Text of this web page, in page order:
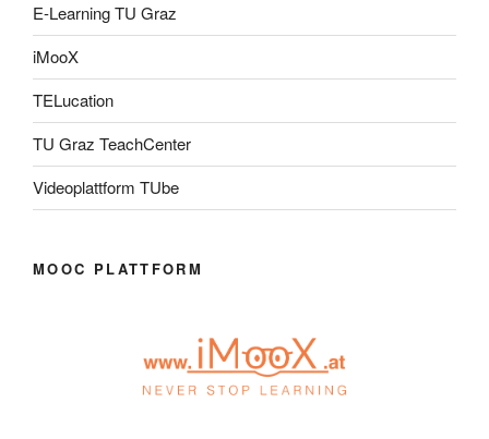
E-Learning TU Graz
iMooX
TELucation
TU Graz TeachCenter
Videoplattform TUbe
MOOC PLATTFORM